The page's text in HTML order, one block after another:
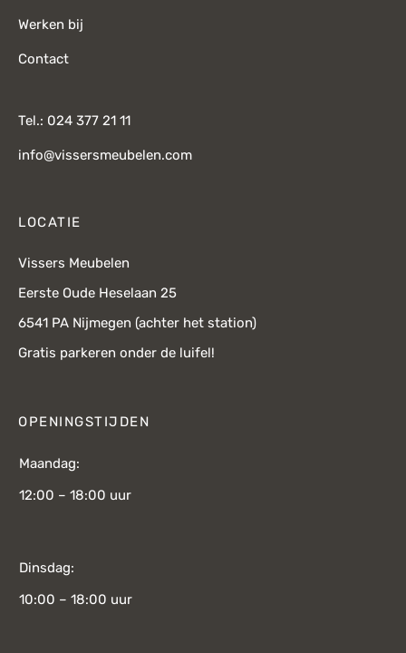
Werken bij
Contact
Tel.: 024 377 21 11
info@vissersmeubelen.com
LOCATIE
Vissers Meubelen
Eerste Oude Heselaan 25
6541 PA Nijmegen (achter het station)
Gratis parkeren onder de luifel!
OPENINGSTIJDEN
Maandag:
12:00 – 18:00 uur
Dinsdag:
10:00 – 18:00 uur